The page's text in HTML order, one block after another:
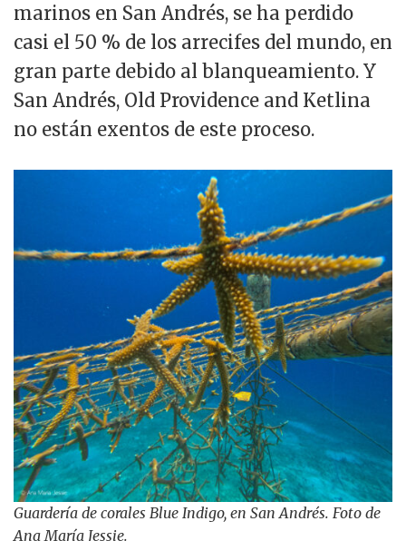
marinos en San Andrés, se ha perdido
casi el 50 % de los arrecifes del mundo, en
gran parte debido al blanqueamiento. Y
San Andrés, Old Providence and Ketlina
no están exentos de este proceso.
Guardería de corales Blue Indigo, en San Andrés. Foto de
Ana María Jessie.